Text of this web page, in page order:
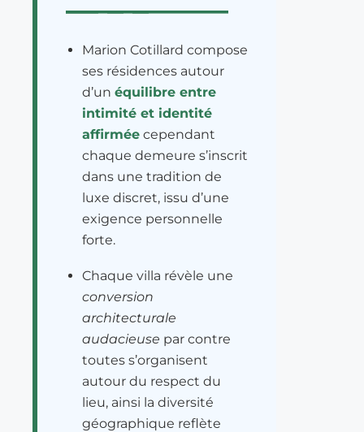
Marion Cotillard compose
ses résidences autour
d’un équilibre entre
intimité et identité
affirmée cependant
chaque demeure s’inscrit
dans une tradition de
luxe discret, issu d’une
exigence personnelle
forte.
Chaque villa révèle une
conversion
architecturale
audacieuse par contre
toutes s’organisent
autour du respect du
lieu, ainsi la diversité
géographique reflète